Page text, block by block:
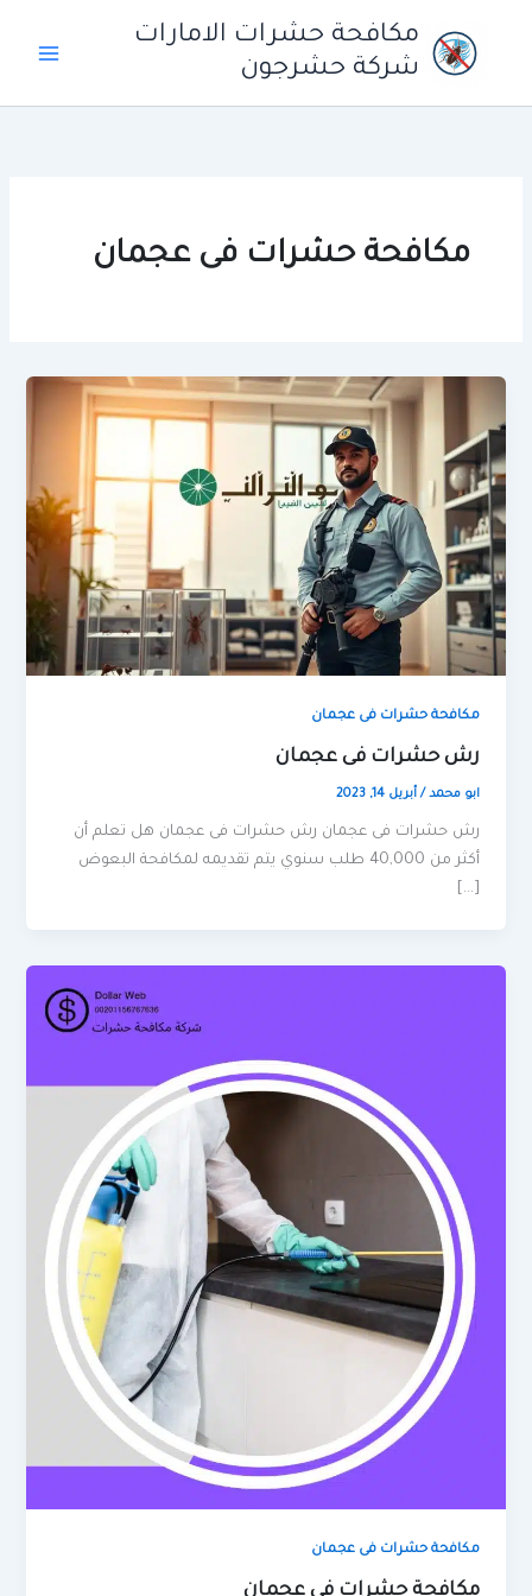
مكافحة حشرات الامارات
شركة حشرجون
مكافحة حشرات فى عجمان
مكافحة حشرات فى عجمان
رش حشرات فى عجمان
ابو محمد/أبريل 14, 2023
رش حشرات فى عجمان رش حشرات فى عجمان هل تعلم أن
أكثر من 40,000 طلب سنوي يتم تقديمه لمكافحة البعوض
[…]
مكافحة حشرات فى عجمان